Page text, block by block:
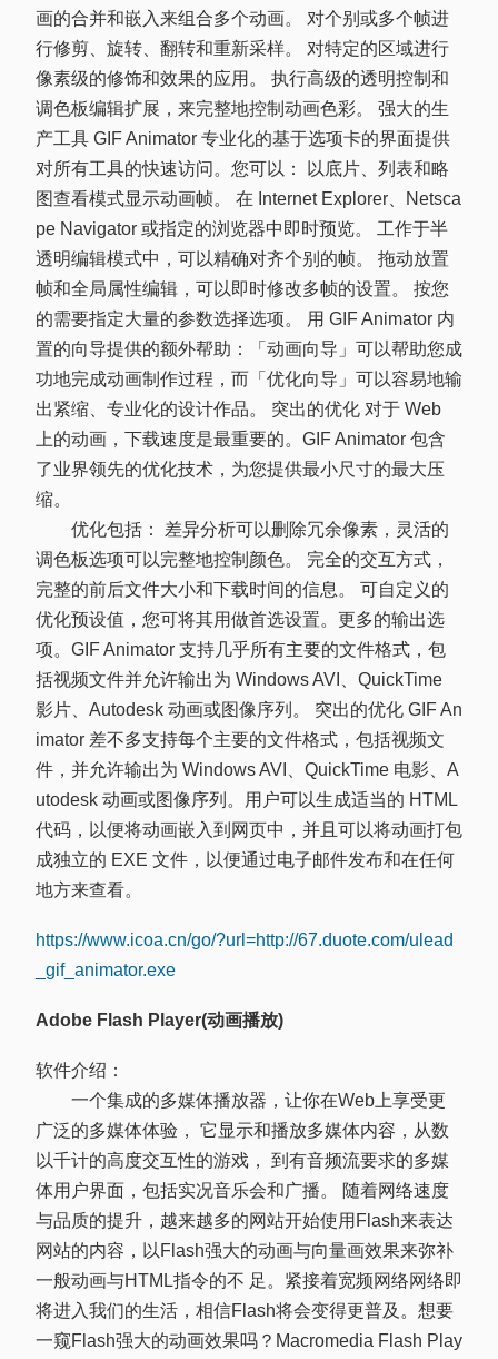
画的合并和嵌入来组合多个动画。 对个别或多个帧进
行修剪、旋转、翻转和重新采样。 对特定的区域进行
像素级的修饰和效果的应用。 执行高级的透明控制和
调色板编辑扩展，来完整地控制动画色彩。 强大的生
产工具 GIF Animator 专业化的基于选项卡的界面提供
对所有工具的快速访问。您可以： 以底片、列表和略
图查看模式显示动画帧。 在 Internet Explorer、Netsca
pe Navigator 或指定的浏览器中即时预览。 工作于半
透明编辑模式中，可以精确对齐个别的帧。 拖动放置
帧和全局属性编辑，可以即时修改多帧的设置。 按您
的需要指定大量的参数选择选项。 用 GIF Animator 内
置的向导提供的额外帮助：「动画向导」可以帮助您成
功地完成动画制作过程，而「优化向导」可以容易地输
出紧缩、专业化的设计作品。 突出的优化 对于 Web
上的动画，下载速度是最重要的。GIF Animator 包含
了业界领先的优化技术，为您提供最小尺寸的最大压
缩。
优化包括： 差异分析可以删除冗余像素，灵活的
调色板选项可以完整地控制颜色。 完全的交互方式，
完整的前后文件大小和下载时间的信息。 可自定义的
优化预设值，您可将其用做首选设置。更多的输出选
项。GIF Animator 支持几乎所有主要的文件格式，包
括视频文件并允许输出为 Windows AVI、QuickTime
影片、Autodesk 动画或图像序列。 突出的优化 GIF An
imator 差不多支持每个主要的文件格式，包括视频文
件，并允许输出为 Windows AVI、QuickTime 电影、A
utodesk 动画或图像序列。用户可以生成适当的 HTML
代码，以便将动画嵌入到网页中，并且可以将动画打包
成独立的 EXE 文件，以便通过电子邮件发布和在任何
地方来查看。
https://www.icoa.cn/go/?url=http://67.duote.com/ulead
_gif_animator.exe
Adobe Flash Player(动画播放)
软件介绍：
一个集成的多媒体播放器，让你在Web上享受更
广泛的多媒体体验， 它显示和播放多媒体内容，从数
以千计的高度交互性的游戏， 到有音频流要求的多媒
体用户界面，包括实况音乐会和广播。 随着网络速度
与品质的提升，越来越多的网站开始使用Flash来表达
网站的内容，以Flash强大的动画与向量画效果来弥补
一般动画与HTML指令的不 足。紧接着宽频网络网络即
将进入我们的生活，相信Flash将会变得更普及。想要
一窥Flash强大的动画效果吗？Macromedia Flash Play